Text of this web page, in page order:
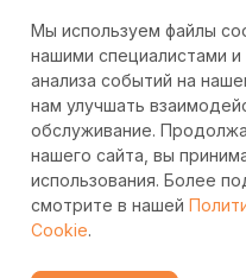
Мы используем файлы
нашими специалистами
анализа событий на
нам улучшать
обслуживание.
нашего сайта, вы
использования. Более
смотрите в нашей
Cookie.